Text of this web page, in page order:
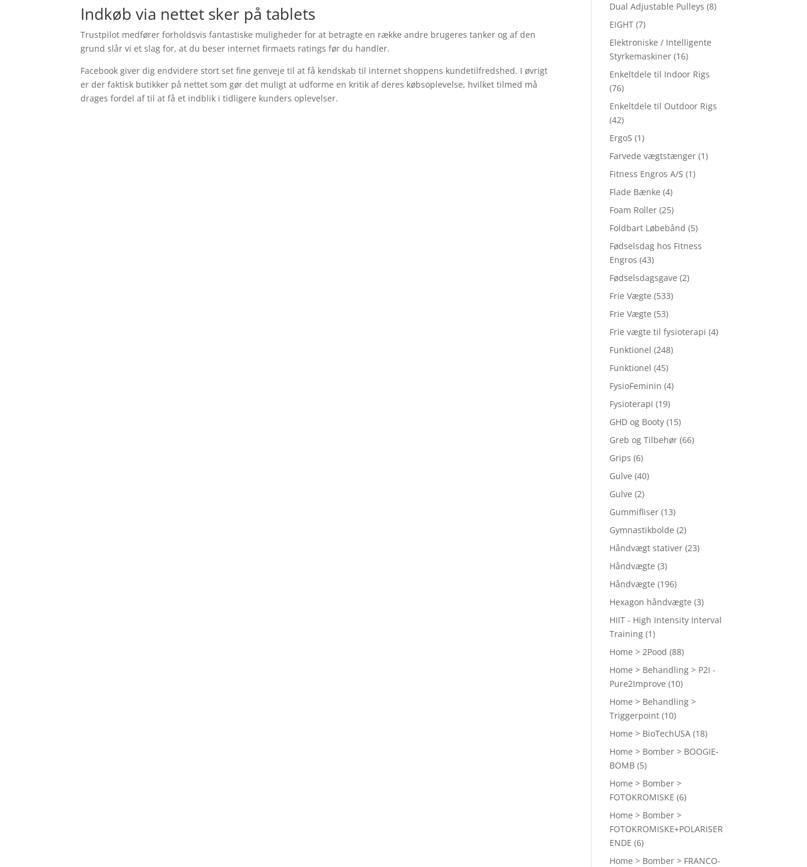
Indkøb via nettet sker på tablets
Trustpilot medfører forholdsvis fantastiske muligheder for at betragte en række andre brugeres tanker og af den
grund slår vi et slag for, at du beser internet firmaets ratings før du handler.
Facebook giver dig endvidere stort set fine genveje til at få kendskab til internet shoppens kundetilfredshed. I øvrigt
er der faktisk butikker på nettet som gør det muligt at udforme en kritik af deres købsoplevelse, hvilket tilmed må
drages fordel af til at få et indblik i tidligere kunders oplevelser.
Dual Adjustable Pulleys (8)
EIGHT (7)
Elektroniske / Intelligente
Styrkemaskiner (16)
Enkeltdele til Indoor Rigs
(76)
Enkeltdele til Outdoor Rigs
(42)
ErgoS (1)
Farvede vægtstænger (1)
Fitness Engros A/S (1)
Flade Bænke (4)
Foam Roller (25)
Foldbart Løbebånd (5)
Fødselsdag hos Fitness
Engros (43)
Fødselsdagsgave (2)
Frie Vægte (533)
Frie Vægte (53)
Frie vægte til fysioterapi (4)
Funktionel (248)
Funktionel (45)
FysioFeminin (4)
Fysioterapi (19)
GHD og Booty (15)
Greb og Tilbehør (66)
Grips (6)
Gulve (40)
Gulve (2)
Gummifliser (13)
Gymnastikbolde (2)
Håndvægt stativer (23)
Håndvægte (3)
Håndvægte (196)
Hexagon håndvægte (3)
HIIT - High Intensity Interval
Training (1)
Home > 2Pood (88)
Home > Behandling > P2I -
Pure2Improve (10)
Home > Behandling >
Triggerpoint (10)
Home > BioTechUSA (18)
Home > Bomber > BOOGIE-
BOMB (5)
Home > Bomber >
FOTOKROMISKE (6)
Home > Bomber >
FOTOKROMISKE+POLARISER
ENDE (6)
Home > Bomber > FRANCO-